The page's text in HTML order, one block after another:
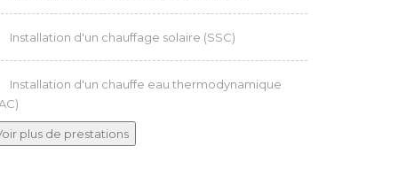
Installation d'un chauffage solaire (SSC)
Installation d'un chauffe eau thermodynamique
Installation chaudière fioul
plus de prestations